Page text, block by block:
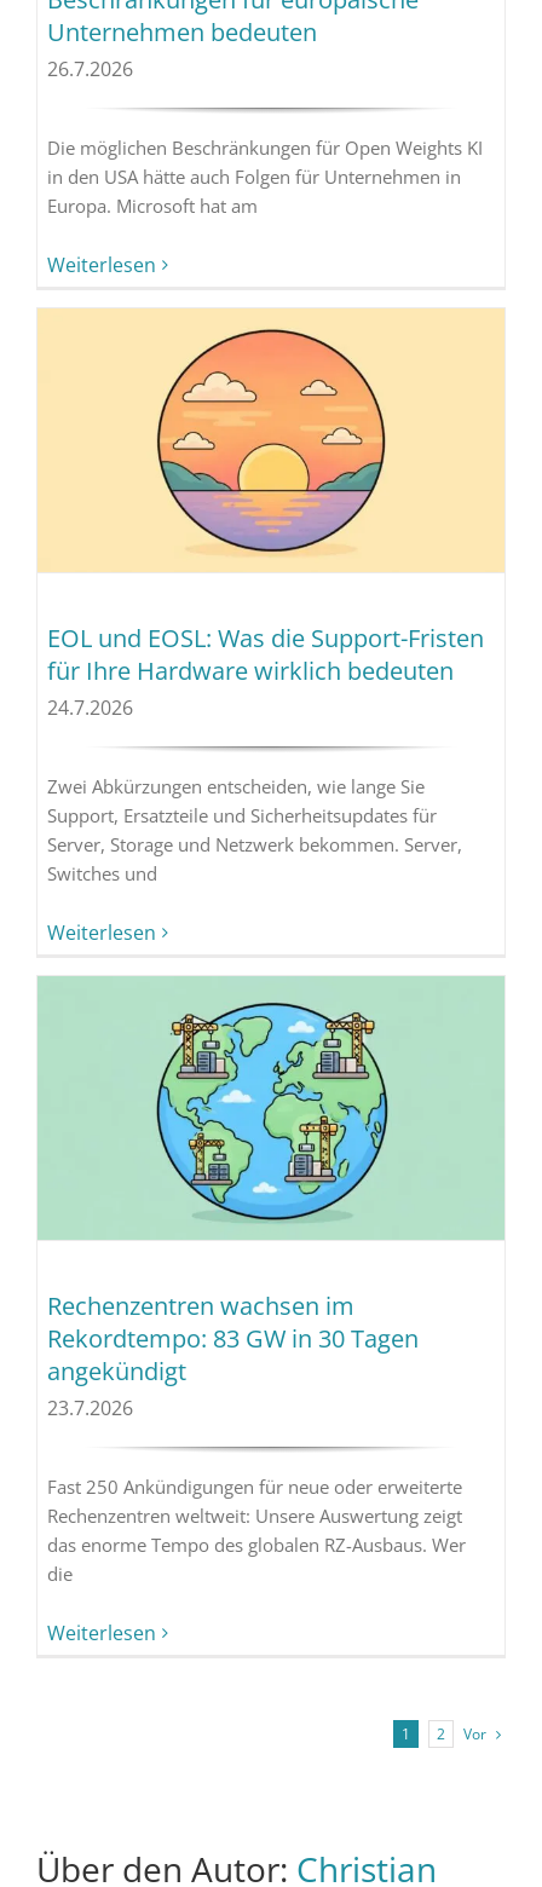
Unternehmen bedeuten
26.7.2026
Die möglichen Beschränkungen für Open Weights KI
in den USA hätte auch Folgen für Unternehmen in
Europa. Microsoft hat am
Weiterlesen
EOL und EOSL: Was die Support-Fristen
für Ihre Hardware wirklich bedeuten
24.7.2026
Zwei Abkürzungen entscheiden, wie lange Sie
Support, Ersatzteile und Sicherheitsupdates für
Server, Storage und Netzwerk bekommen. Server,
Switches und
Weiterlesen
Rechenzentren wachsen im
Rekordtempo: 83 GW in 30 Tagen
angekündigt
23.7.2026
Fast 250 Ankündigungen für neue oder erweiterte
Rechenzentren weltweit: Unsere Auswertung zeigt
das enorme Tempo des globalen RZ-Ausbaus. Wer
die
Weiterlesen
1 2 Vor
Über den Autor: Christian